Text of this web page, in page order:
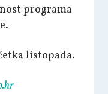
programa
listopada.